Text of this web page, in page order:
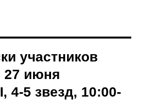
участников
27 июня
5 звезд, 10:00-